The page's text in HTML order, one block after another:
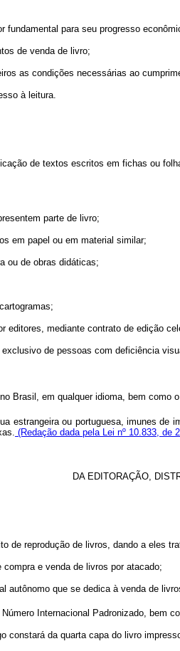
para seu progresso
de venda de livro;
as condições necessárias ao
à leitura.
de textos escritos em fichas ou
parte de livro;
papel ou em material similar;
de obras didáticas;
mediante contrato de edição
de pessoas com deficiência
Brasil, em qualquer idioma, bem
estrangeira ou portuguesa, imunes de
(Redação dada pela Lei nº 10.833, de
DA EDITORAÇÃO,
reprodução de livros, dando a eles
e venda de livros por atacado;
que se dedica à venda de
Internacional Padronizado, bem
constará da quarta capa do livro